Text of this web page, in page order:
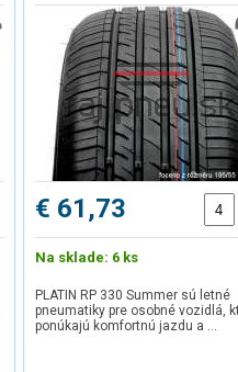
€ 61,73
Na sklade: 6 ks
PLATIN RP 330 Summer sú letné
pneumatiky pre osobné vozidlá,
ponúkajú komfortnú jazdu a …